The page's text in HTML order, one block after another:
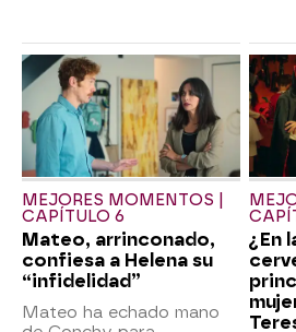
MEJORES MOMENTOS |
CAPÍTULO 6
Mateo, arrinconado,
confiesa a Helena su
“infidelidad”
Mateo ha echado mano
¿En